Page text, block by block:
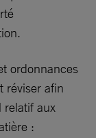
ordonnances
réviser afin
relatif aux
: